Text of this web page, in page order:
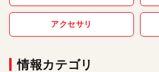
アクセサリ
情報カテゴリ